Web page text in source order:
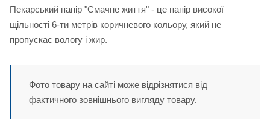
Пекарський папір "Смачне життя" - це папір високої
щільності 6-ти метрів коричневого кольору, який не
пропускає вологу і жир.
Фото товару на сайті може відрізнятися від
фактичного зовнішнього вигляду товару.